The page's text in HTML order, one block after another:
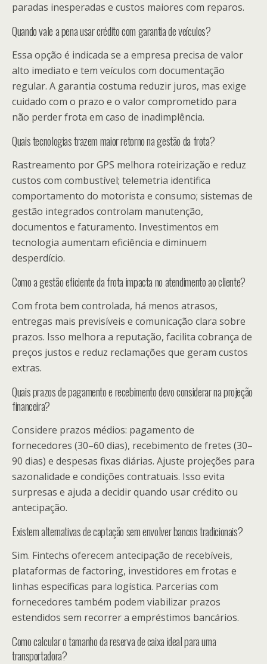
paradas inesperadas e custos maiores com reparos.
Quando vale a pena usar crédito com garantia de veículos?
Essa opção é indicada se a empresa precisa de valor
alto imediato e tem veículos com documentação
regular. A garantia costuma reduzir juros, mas exige
cuidado com o prazo e o valor comprometido para
não perder frota em caso de inadimplência.
Quais tecnologias trazem maior retorno na gestão da frota?
Rastreamento por GPS melhora roteirização e reduz
custos com combustível; telemetria identifica
comportamento do motorista e consumo; sistemas de
gestão integrados controlam manutenção,
documentos e faturamento. Investimentos em
tecnologia aumentam eficiência e diminuem
desperdício.
Como a gestão eficiente da frota impacta no atendimento ao cliente?
Com frota bem controlada, há menos atrasos,
entregas mais previsíveis e comunicação clara sobre
prazos. Isso melhora a reputação, facilita cobrança de
preços justos e reduz reclamações que geram custos
extras.
Quais prazos de pagamento e recebimento devo considerar na projeção
financeira?
Considere prazos médios: pagamento de
fornecedores (30–60 dias), recebimento de fretes (30–
90 dias) e despesas fixas diárias. Ajuste projeções para
sazonalidade e condições contratuais. Isso evita
surpresas e ajuda a decidir quando usar crédito ou
antecipação.
Existem alternativas de captação sem envolver bancos tradicionais?
Sim. Fintechs oferecem antecipação de recebíveis,
plataformas de factoring, investidores em frotas e
linhas específicas para logística. Parcerias com
fornecedores também podem viabilizar prazos
estendidos sem recorrer a empréstimos bancários.
Como calcular o tamanho da reserva de caixa ideal para uma
transportadora?